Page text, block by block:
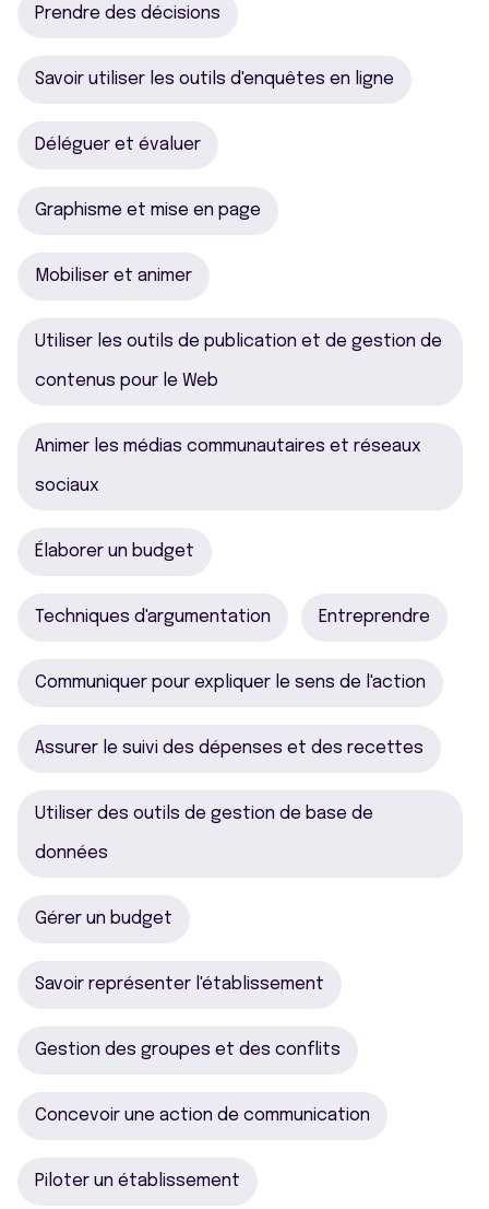
Prendre des décisions
Savoir utiliser les outils d'enquêtes en ligne
Déléguer et évaluer
Graphisme et mise en page
Mobiliser et animer
Utiliser les outils de publication et de gestion de
contenus pour le Web
Animer les médias communautaires et réseaux
sociaux
Élaborer un budget
Techniques d'argumentation Entreprendre
Communiquer pour expliquer le sens de l'action
Assurer le suivi des dépenses et des recettes
Utiliser des outils de gestion de base de
données
Gérer un budget
Savoir représenter l'établissement
Gestion des groupes et des conflits
Concevoir une action de communication
Piloter un établissement